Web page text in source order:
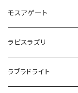
モスアゲート
ラピスラズリ
ラブラドライト